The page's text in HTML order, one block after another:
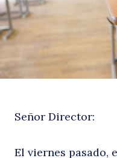
Señor Director:
El viernes pasado,